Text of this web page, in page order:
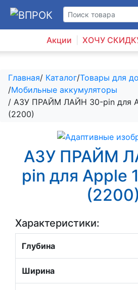
Акции ХОЧУ
Главная/ Каталог/Товары для
/Мобильные аккумуляторы
/ АЗУ ПРАЙМ ЛАЙН 30-pin для
(2200)
АЗУ ПРАЙМ
pin для Apple
(2200)
Характеристики:
Глубина
Ширина